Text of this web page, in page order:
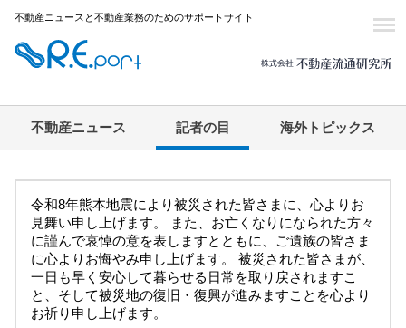
不動産ニュースと不動産業務のためのサポートサイト
不動産ニュース 記者の目 海外トピックス
令和8年熊本地震により被災された皆さまに、心よりお
見舞い申し上げます。 また、お亡くなりになられた方々
に謹んで哀悼の意を表しますとともに、ご遺族の皆さま
に心よりお悔やみ申し上げます。 被災された皆さまが、
一日も早く安心して暮らせる日常を取り戻されますこ
と、そして被災地の復旧・復興が進みますことを心より
お祈り申し上げます。